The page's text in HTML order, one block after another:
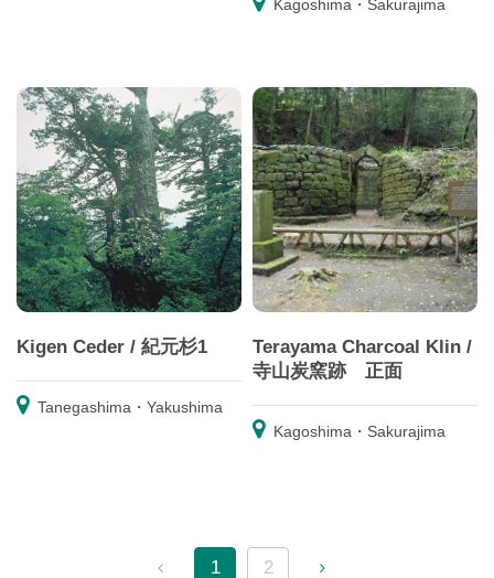
Kagoshima・Sakurajima
Kigen Ceder / 紀元杉1
Tanegashima・Yakushima
Terayama Charcoal Klin /
寺山炭窯跡 正面
Kagoshima・Sakurajima
1 2